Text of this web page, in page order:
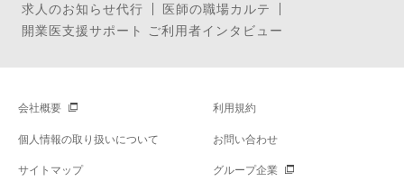
求人のお知らせ代行
医師の職場カルテ
開業医支援サポート ご利用者インタビュー
会社概要 利用規約
個人情報の取り扱いについて お問い合わせ
サイトマップ グループ企業